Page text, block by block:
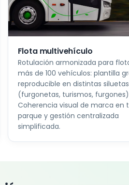
Flota multivehículo
Rotulación armonizada para
más de 100 vehículos: plantilla
reproducible en distintas siluetas
(furgonetas, turismos,
Coherencia visual de marca en
parque y gestión centralizada
simplificada.